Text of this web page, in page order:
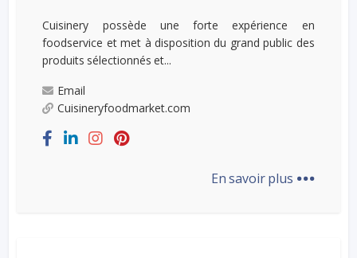
Cuisinery possède une forte expérience en
foodservice et met à disposition du grand public des
produits sélectionnés et...
Email
Cuisineryfoodmarket.com
En savoir plus ...